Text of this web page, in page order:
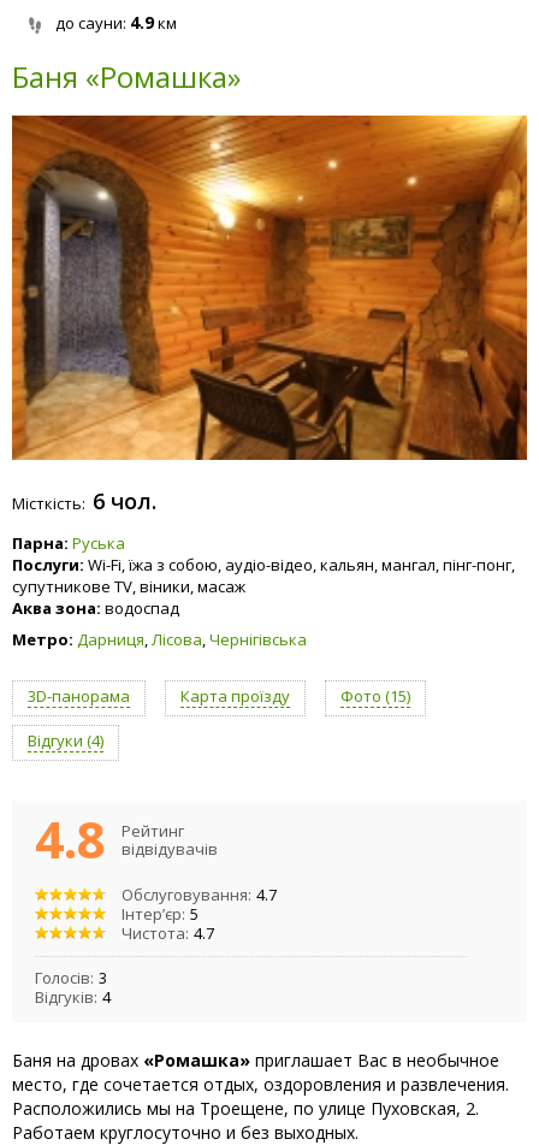
до сауни: 4.9км
Баня «Ромашка»
Місткість: 6 чол.
Парна: Руська
Послуги: Wi-Fi, їжа з собою, аудіо-відео, кальян, мангал, пінг-понг,
супутникове TV, віники, масаж
Аква зона: водоспад
Метро: Дарниця,Лісова,Чернігівська
3D-панорама Карта проїзду Фото (15)
Відгуки (4)
4.8
Рейтинг
відвідувачів
Обслуговування: 4.7
Інтер’єр: 5
Чистота: 4.7
Голосів: 3
Відгуків: 4
Баня на дровах «Ромашка» приглашает Вас в необычное
место, где сочетается отдых, оздоровления и развлечения.
Расположились мы на Троещене, по улице Пуховская, 2.
Работаем круглосуточно и без выходных.